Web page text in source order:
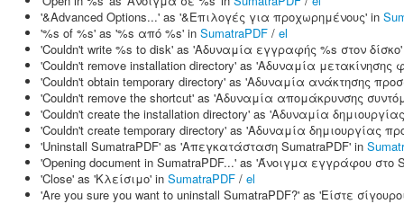
'&Advanced Options...' as '&Επιλογές για προχωρημένους' in
'%s of %s' as '%s από %s' in SumatraPDF / el
'Couldn't write %s to disk' as 'Αδυναμία εγγραφής %s στον
'Couldn't remove installation directory' as 'Αδυναμία
'Couldn't obtain temporary directory' as 'Αδυναμία ανάκτησης
'Couldn't remove the shortcut' as 'Αδυναμία απομάκρυνσης
'Couldn't create the installation directory' as 'Αδυναμία
'Couldn't create temporary directory' as 'Αδυναμία δημιουργίας
'Uninstall SumatraPDF' as 'Απεγκατάσταση SumatraPDF' in
'Opening document in SumatraPDF...' as 'Άνοιγμα εγγράφου στο
'Close' as 'Κλείσιμο' in SumatraPDF / el
'Are you sure you want to uninstall SumatraPDF?' as 'Είστε